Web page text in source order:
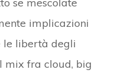
implicazioni
libertà degli
mix fra cloud, big